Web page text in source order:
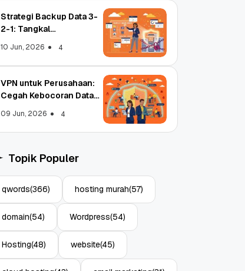
Aplikasi: Atasi Limitasi
11 Jun, 2026 4
Strategi Backup Data 3-
2-1: Tangkal
10 Jun, 2026 4
VPN untuk Perusahaan:
Cegah Kebocoran Data
09 Jun, 2026 4
Topik Populer
qwords(366) hosting murah(57)
domain(54) Wordpress(54)
Hosting(48) website(45)